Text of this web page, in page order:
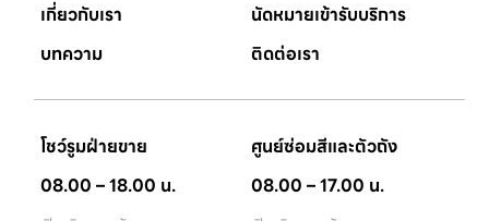
เกี่ยวกับเรา
บทความ
นัดหมายเข้ารับบริการ
ติดต่อเรา
โชว์รูมฝ่ายขาย
08.00 – 18.00 น.
ศูนย์ซ่อมสีและตัวถัง
08.00 – 17.00 น.